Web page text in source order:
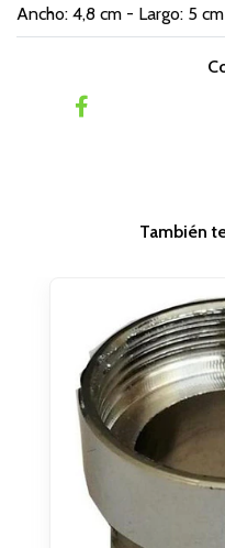
Ancho: 4,8 cm - Largo: 5 cm
También